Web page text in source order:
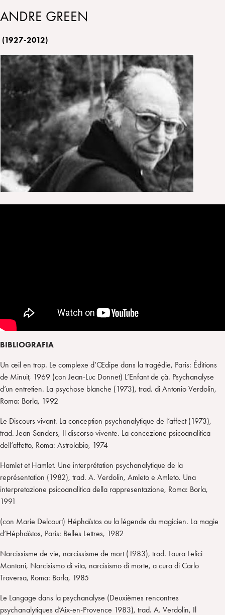
ANDRE GREEN
(1927-2012)
BIBLIOGRAFIA
Un œil en trop. Le complexe d’Œdipe dans la tragédie, Paris: Éditions
de Minuit, 1969 (con Jean-Luc Donnet) L’Enfant de çà. Psychanalyse
d’un entretien. La psychose blanche (1973), trad. di Antonio Verdolin,
Roma: Borla, 1992
Le Discours vivant. La conception psychanalytique de l’affect (1973),
trad. Jean Sanders, Il discorso vivente. La concezione psicoanalitica
dell’affetto, Roma: Astrolabio, 1974
Hamlet et Hamlet. Une interprétation psychanalytique de la
représentation (1982), trad. A. Verdolin, Amleto e Amleto. Una
interpretazione psicoanalitica della rappresentazione, Roma: Borla,
1991
(con Marie Delcourt) Héphaïstos ou la légende du magicien. La magie
d’Héphaïstos, Paris: Belles Lettres, 1982
Narcissisme de vie, narcissisme de mort (1983), trad. Laura Felici
Montani, Narcisismo di vita, narcisismo di morte, a cura di Carlo
Traversa, Roma: Borla, 1985
Le Langage dans la psychanalyse (Deuxièmes rencontres
psychanalytiques d’Aix-en-Provence 1983), trad. A. Verdolin, Il